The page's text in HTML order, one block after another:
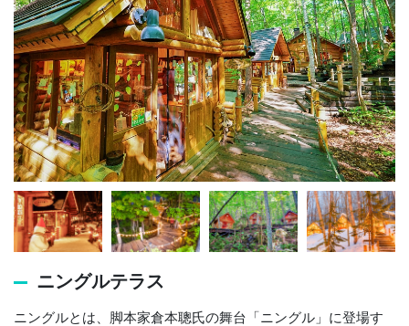
ニングルテラス
ニングルとは、脚本家倉本聰氏の舞台「ニングル」に登場す